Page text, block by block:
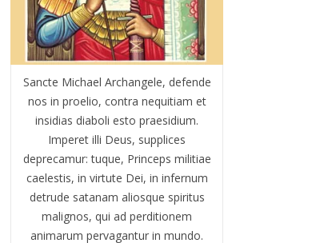
Sancte Michael Archangele, defende
nos in proelio, contra nequitiam et
insidias diaboli esto praesidium.
Imperet illi Deus, supplices
deprecamur: tuque, Princeps militiae
caelestis, in virtute Dei, in infernum
detrude satanam aliosque spiritus
malignos, qui ad perditionem
animarum pervagantur in mundo.